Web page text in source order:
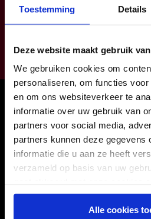
Toestemming Details
Deze website maakt gebruik
We gebruiken cookies om
personaliseren, om functies
en om ons websiteverkeer te
informatie over uw gebruik van
partners voor social media,
partners kunnen deze gegevens
informatie die u aan ze heeft
verzameld op basis van uw
gebruiken.
Alle cookies
12:00)
info@zorgbaar.be
Onze winkels
Hasselt
Houthalen
Maasmechelen
Sint-Truiden